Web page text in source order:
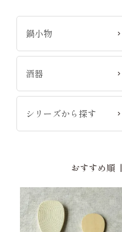
鍋小物
酒器
シリーズから探す
おすすめ順|